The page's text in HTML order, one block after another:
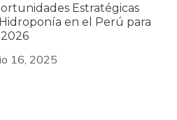
Estratégicas
en el Perú para
16, 2025